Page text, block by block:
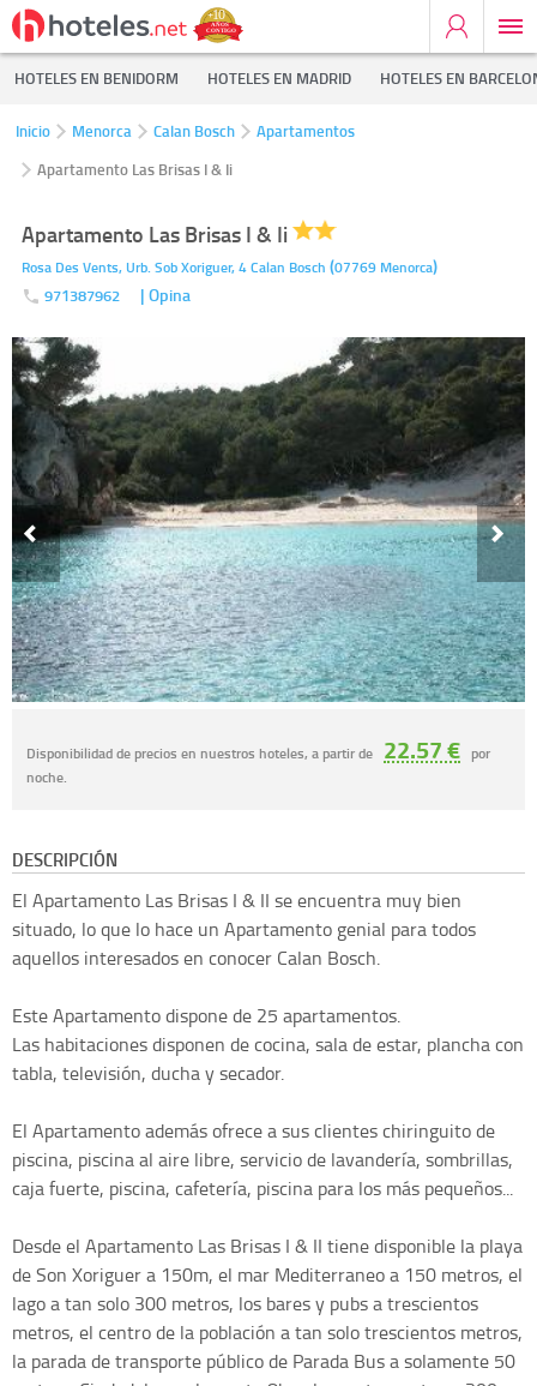
HOTELES EN BENIDORM HOTELES EN MADRID HOTELES EN
Inicio Menorca Calan Bosch
Apartamentos
Apartamento Las Brisas I & Ii
Apartamento Las Brisas I & Ii
Rosa Des Vents, Urb. Sob Xoriguer, 4Calan Bosch (07769 Menorca)
971387962 | Opina
Disponibilidad de precios en nuestros hoteles, a partir de 22.57 € por
noche.
DESCRIPCIÓN
El Apartamento Las Brisas I & II se encuentra muy bien
situado, lo que lo hace un Apartamento genial para todos
aquellos interesados en conocer Calan Bosch.
Este Apartamento dispone de 25 apartamentos.
Las habitaciones disponen de cocina, sala de estar, plancha con
tabla, televisión, ducha y secador.
El Apartamento además ofrece a sus clientes chiringuito de
piscina, piscina al aire libre, servicio de lavandería, sombrillas,
caja fuerte, piscina, cafetería, piscina para los más pequeños...
Desde el Apartamento Las Brisas I & II tiene disponible la playa
de Son Xoriguer a 150m, el mar Mediterraneo a 150 metros, el
lago a tan solo 300 metros, los bares y pubs a trescientos
metros, el centro de la población a tan solo trescientos metros,
la parada de transporte público de Parada Bus a solamente 50